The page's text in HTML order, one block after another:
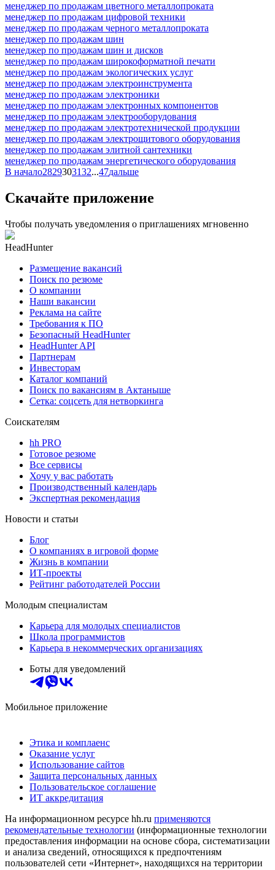
менеджер по продажам цветного металлопроката
менеджер по продажам цифровой техники
менеджер по продажам черного металлопроката
менеджер по продажам шин
менеджер по продажам шин и дисков
менеджер по продажам широкоформатной печати
менеджер по продажам экологических услуг
менеджер по продажам электроинструмента
менеджер по продажам электроники
менеджер по продажам электронных компонентов
менеджер по продажам электрооборудования
менеджер по продажам электротехнической продукции
менеджер по продажам электрощитового оборудования
менеджер по продажам элитной сантехники
менеджер по продажам энергетического оборудования
В начало2829303132...47дальше
Скачайте приложение
Чтобы получать уведомления о приглашениях мгновенно
HeadHunter
Размещение вакансий
Поиск по резюме
О компании
Наши вакансии
Реклама на сайте
Требования к ПО
Безопасный HeadHunter
HeadHunter API
Партнерам
Инвесторам
Каталог компаний
Поиск по вакансиям в Актаныше
Сетка: соцсеть для нетворкинга
Соискателям
hh PRO
Готовое резюме
Все сервисы
Хочу у вас работать
Производственный календарь
Экспертная рекомендация
Новости и статьи
Блог
О компаниях в игровой форме
Жизнь в компании
ИТ-проекты
Рейтинг работодателей России
Молодым специалистам
Карьера для молодых специалистов
Школа программистов
Карьера в некоммерческих организациях
Боты для уведомлений
Мобильное приложение
Этика и комплаенс
Оказание услуг
Использование сайтов
Защита персональных данных
Пользовательское соглашение
ИТ аккредитация
На информационном ресурсе hh.ru применяются
рекомендательные технологии (информационные технологии
предоставления информации на основе сбора, систематизации
и анализа сведений, относящихся к предпочтениям
пользователей сети «Интернет», находящихся на территории